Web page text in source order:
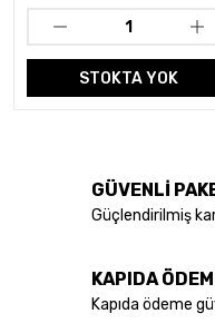
STOKTA YOK
GÜVENLİ
Güçlendirilmiş
KAPIDA
Kapıda ödeme